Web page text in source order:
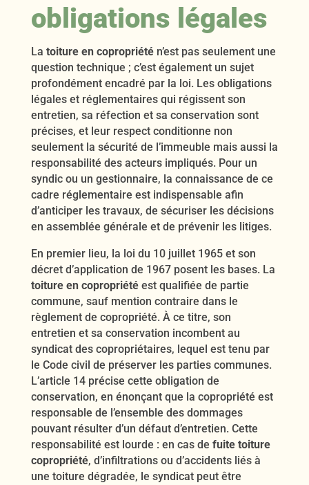
obligations légales
La toiture en copropriétén’est pas seulement une
question technique ; c’est également un sujet
profondément encadré par la loi. Les obligations
légales et réglementaires qui régissent son
entretien, sa réfection et sa conservation sont
précises, et leur respect conditionne non
seulement la sécurité de l’immeuble mais aussi la
responsabilité des acteurs impliqués. Pour un
syndic ou un gestionnaire, la connaissance de ce
cadre réglementaire est indispensable afin
d’anticiper les travaux, de sécuriser les décisions
en assemblée générale et de prévenir les litiges.
En premier lieu, la loi du 10 juillet 1965 et son
décret d’application de 1967 posent les bases. La
toiture en copropriétéest qualifiée de partie
commune, sauf mention contraire dans le
règlement de copropriété. À ce titre, son
entretien et sa conservation incombent au
syndicat des copropriétaires, lequel est tenu par
le Code civil de préserver les parties communes.
L’article 14 précise cette obligation de
conservation, en énonçant que la copropriété est
responsable de l’ensemble des dommages
pouvant résulter d’un défaut d’entretien. Cette
responsabilité est lourde : en cas de fuite toiture
copropriété, d’infiltrations ou d’accidents liés à
une toiture dégradée, le syndicat peut être